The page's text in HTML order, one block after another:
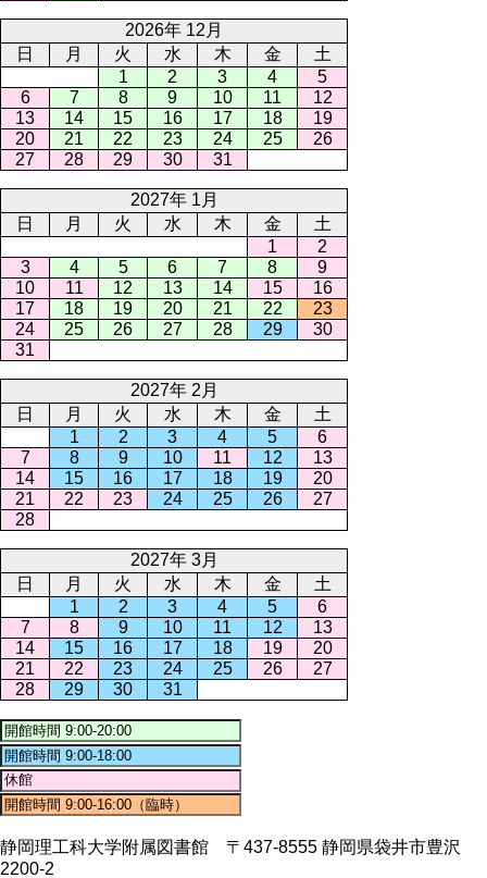
2026年 12月
日
月 火 水 木 金
土
1
2 3 4
5
6
7 8 9 10 11
12
13
14 15 16 17 18
19
20
21 22 23 24 25
26
27
28 29 30 31
2027年 1月
日
月 火 水 木 金
土
1
2
3
4 5 6 7 8
9
10
11 12 13 14 15
16
17
18 19 20 21 22
23
24
25 26 27 28 29
30
31
2027年 2月
日
月 火 水 木 金
土
1
2 3 4 5
6
7
8 9 10 11 12
13
14
15 16 17 18 19
20
21
22 23 24 25 26
27
28
2027年 3月
日
月 火 水 木 金
土
1
2 3 4 5
6
7
8 9 10 11 12
13
14
15 16 17 18 19
20
21
22 23 24 25 26
27
28
29 30 31
静岡理工科大学附属図書館 〒437-8555 静岡県袋井市豊沢
2200-2